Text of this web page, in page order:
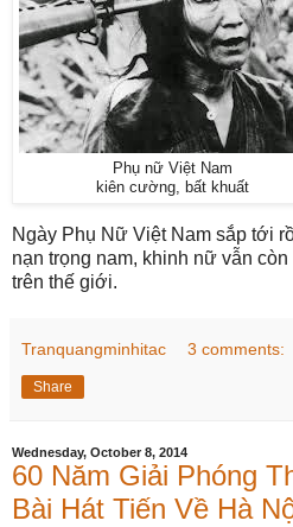
Phụ nữ Việt Nam
kiên cường, bất khuất
Ngày Phụ Nữ Việt Nam sắp tới
nạn trọng nam, khinh nữ vẫn
trên thế giới.
Tranquangminhitac 3 comments:
Share
Wednesday, October 8, 2014
60 Năm Giải Phóng
Bài Hát Tiến Về Hà